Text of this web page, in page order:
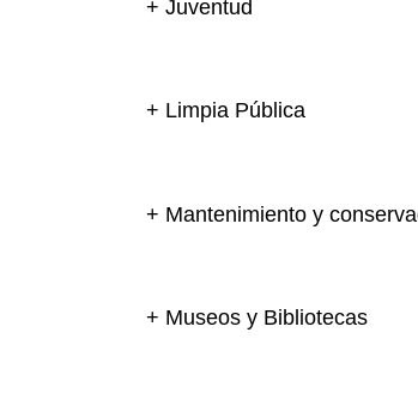
+ Juventud
+ Limpia Pública
+ Mantenimiento y
+ Museos y Bibliotecas